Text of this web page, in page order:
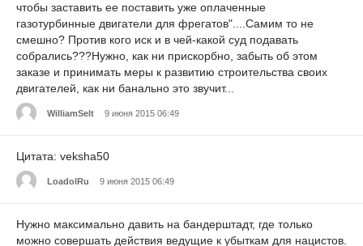
чтобы заставить ее поставить уже оплаченные
газотурбинные двигатели для фрегатов"....Самим то не
смешно? Против кого иск и в чей-какой суд подавать
собрались???Нужно, как ни прискорбно, забыть об этом
заказе и принимать меры к развитию строительства своих
двигателей, как ни банально это звучит...
WilliamSelt 9 июня 2015 06:49
Цитата: veksha50
LoadolRu 9 июня 2015 06:49
Нужно максимально давить на бандерштадт, где только
можно совершать действия ведущие к убыткам для нацистов.